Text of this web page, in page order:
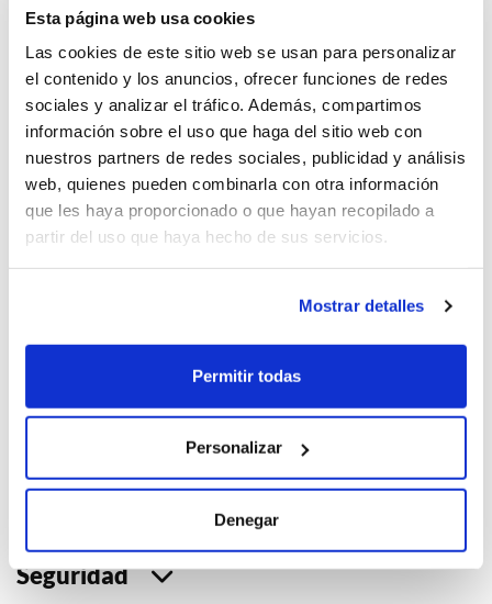
Esta página web usa cookies
Las cookies de este sitio web se usan para personalizar
el contenido y los anuncios, ofrecer funciones de redes
sociales y analizar el tráfico. Además, compartimos
información sobre el uso que haga del sitio web con
nuestros partners de redes sociales, publicidad y análisis
web, quienes pueden combinarla con otra información
que les haya proporcionado o que hayan recopilado a
partir del uso que haya hecho de sus servicios.
Mostrar detalles
Permitir todas
Personalizar
Denegar
Escribe una opinión
Seguridad